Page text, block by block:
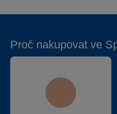
Proč nakupovat ve